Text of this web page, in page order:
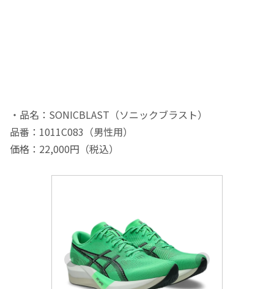
・品名：SONICBLAST（ソニックブラスト）
品番：1011C083（男性用）
価格：22,000円（税込）